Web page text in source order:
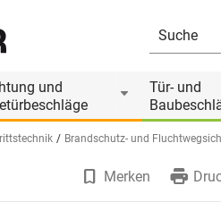
und
Tür- und
Brandschutz- und
Passendes Zubehör
Merken